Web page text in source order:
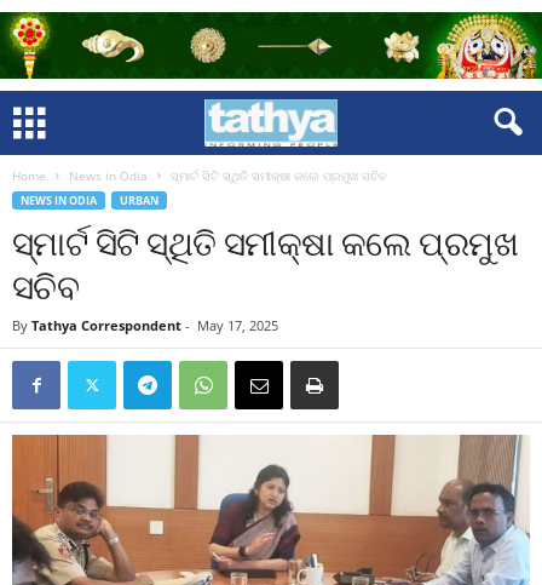
Home News in Odia ସ୍ମାର୍ଟ ସିଟି ସ୍ଥିତି ସମୀକ୍ଷା କଲେ ପ୍ରମୁଖ ସଚିବ
NEWS IN ODIA URBAN
ସ୍ମାର୍ଟ ସିଟି ସ୍ଥିତି ସମୀକ୍ଷା କଲେ ପ୍ରମୁଖ
ସଚିବ
By Tathya Correspondent - May 17, 2025